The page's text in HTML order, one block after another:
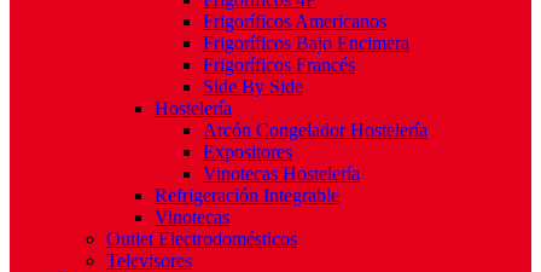
Frigoríficos Americanos
Frigoríficos Bajo Encimera
Frigoríficos Francés
Side By Side
Hostelería
Arcón Congelador Hostelería
Expositores
Vinotecas Hostelería
Refrigeración Integrable
Vinotecas
Outlet Electrodomésticos
Televisores